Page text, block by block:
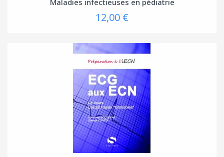
12,00 €